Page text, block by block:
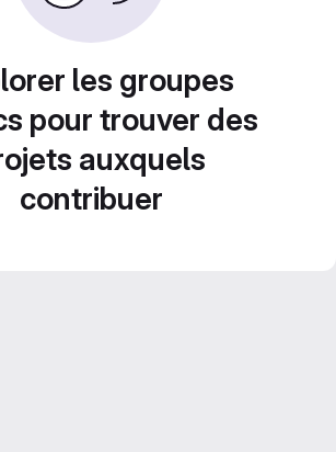
les groupes
pour trouver des
auxquels
contribuer